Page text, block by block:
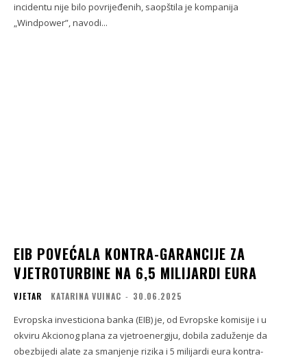
incidentu nije bilo povrijeđenih, saopštila je kompanija
„Windpower”, navodi...
EIB POVEĆALA KONTRA-GARANCIJE ZA
VJETROTURBINE NA 6,5 MILIJARDI EURA
VJETAR KATARINA VUINAC - 30.06.2025
Evropska investiciona banka (EIB) je, od Evropske komisije i u
okviru Akcionog plana za vjetroenergiju, dobila zaduženje da
obezbijedi alate za smanjenje rizika i 5 milijardi eura kontra-